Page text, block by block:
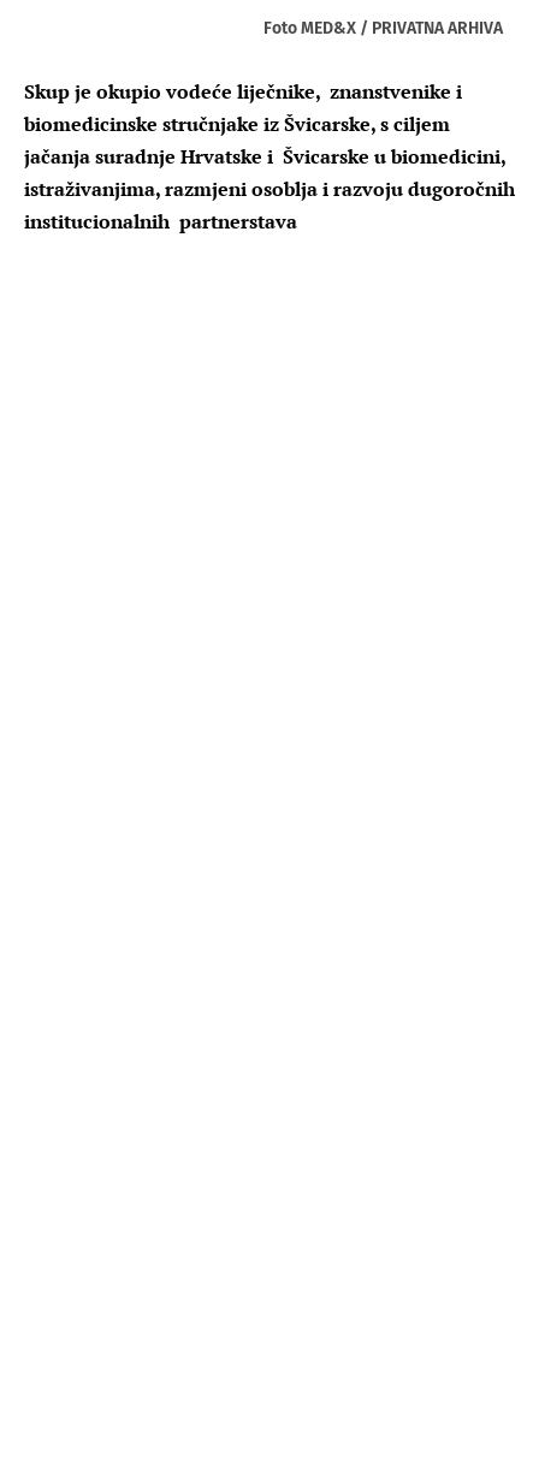
Foto MED&X / PRIVATNA ARHIVA
Skup je okupio vodeće liječnike, znanstvenike i
biomedicinske stručnjake iz Švicarske, s ciljem
jačanja suradnje Hrvatske i Švicarske u biomedicini,
istraživanjima, razmjeni osoblja i razvoju dugoročnih
institucionalnih partnerstava